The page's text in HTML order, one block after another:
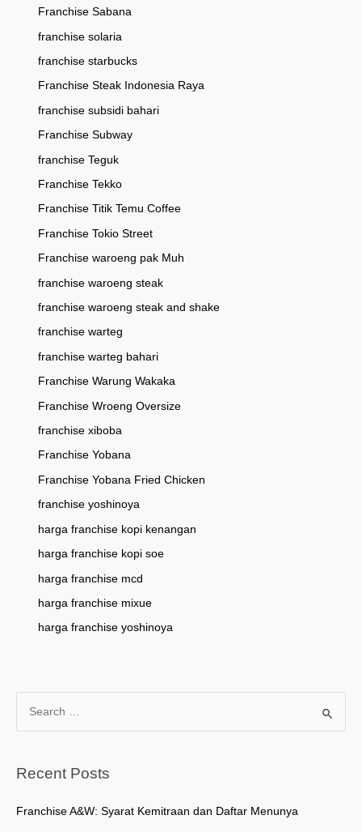
Franchise Sabana
franchise solaria
franchise starbucks
Franchise Steak Indonesia Raya
franchise subsidi bahari
Franchise Subway
franchise Teguk
Franchise Tekko
Franchise Titik Temu Coffee
Franchise Tokio Street
Franchise waroeng pak Muh
franchise waroeng steak
franchise waroeng steak and shake
franchise warteg
franchise warteg bahari
Franchise Warung Wakaka
Franchise Wroeng Oversize
franchise xiboba
Franchise Yobana
Franchise Yobana Fried Chicken
franchise yoshinoya
harga franchise kopi kenangan
harga franchise kopi soe
harga franchise mcd
harga franchise mixue
harga franchise yoshinoya
r
h
Recent Posts
Franchise A&W: Syarat Kemitraan dan Daftar Menunya